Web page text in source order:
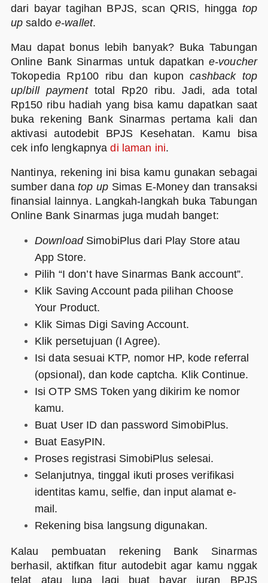
dari bayar tagihan BPJS, scan QRIS, hingga top
up saldoe-wallet.
Mau dapat bonus lebih banyak? Buka Tabungan
Online Bank Sinarmas untuk dapatkan e-voucher
Tokopedia Rp100 ribu dan kuponcashback top
up/bill paymenttotal Rp20 ribu. Jadi, ada total
Rp150 ribu hadiah yang bisa kamu dapatkan saat
buka rekening Bank Sinarmas pertama kali dan
aktivasi autodebit BPJS Kesehatan. Kamu bisa
cek info lengkapnyadi laman ini.
Nantinya, rekening ini bisa kamu gunakan sebagai
sumber danatop up Simas E-Money dan transaksi
finansial lainnya. Langkah-langkah buka Tabungan
Online Bank Sinarmas juga mudah banget:
DownloadSimobiPlus dari Play Store atau
App Store.
Pilih “I don’t have Sinarmas Bank account”.
Klik Saving Account pada pilihan Choose
Your Product.
Klik Simas Digi Saving Account.
Klik persetujuan (I Agree).
Isi data sesuai KTP, nomor HP, kode referral
(opsional), dan kode captcha. Klik Continue.
Isi OTP SMS Token yang dikirim ke nomor
kamu.
Buat User ID dan password SimobiPlus.
Buat EasyPIN.
Proses registrasi SimobiPlus selesai.
Selanjutnya, tinggal ikuti proses verifikasi
identitas kamu, selfie, dan input alamat e-
mail.
Rekening bisa langsung digunakan.
Kalau pembuatan rekening Bank Sinarmas
berhasil, aktifkan fitur autodebit agar kamu nggak
telat atau lupa lagi buat bayar iuran BPJS